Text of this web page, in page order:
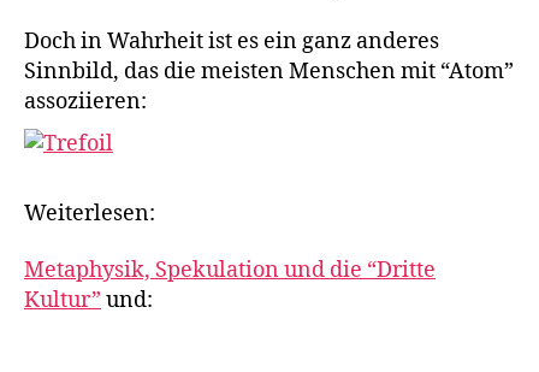
Doch in Wahrheit ist es ein ganz anderes
Sinnbild, das die meisten Menschen mit “Atom”
assoziieren:
Weiterlesen:
Metaphysik, Spekulation und die “Dritte
Kultur” und: